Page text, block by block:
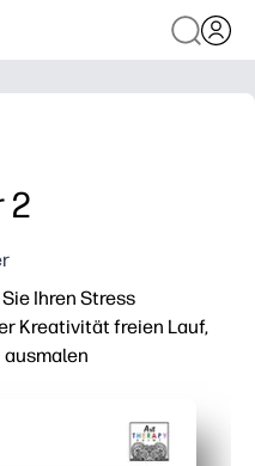
2
Ihren Stress
Kreativität freien Lauf,
— Blattmuster helfen